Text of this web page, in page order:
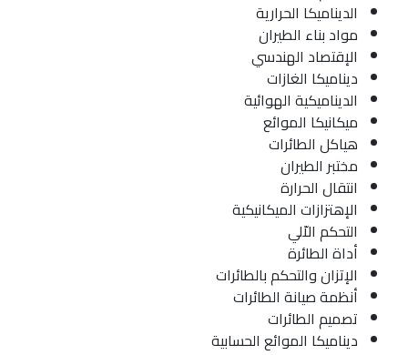
الديناميكا الحرارية
مواد بناء الطيران
الإقتصاد الهندسي
ديناميكا الغازات
الديناميكية الهوائية
ميكانيكا الموائع
هياكل الطائرات
مختبر الطيران
انتقال الحرارة
الإهتزازات الميكانيكية
التحكم الاّلي
أداة الطائرة
الإتزان والتحكم بالطائرات
أنظمة صيانة الطائرات
تصميم الطائرات
ديناميكا الموائع الحسابية